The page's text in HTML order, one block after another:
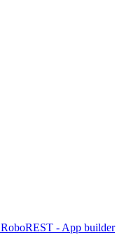
RoboREST - App builder